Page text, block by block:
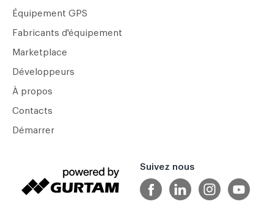
Équipement GPS
Fabricants d'équipement
Marketplace
Développeurs
À propos
Contacts
Démarrer
Suivez nous